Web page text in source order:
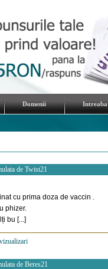
Domenii Intreaba
de Twist21
cu prima doza de vaccin .
phizer.
bu [...]
vizualizari
de Beres21